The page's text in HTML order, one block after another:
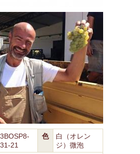
3BOSP8-
31-21
色
白（オレン
ジ）微泡